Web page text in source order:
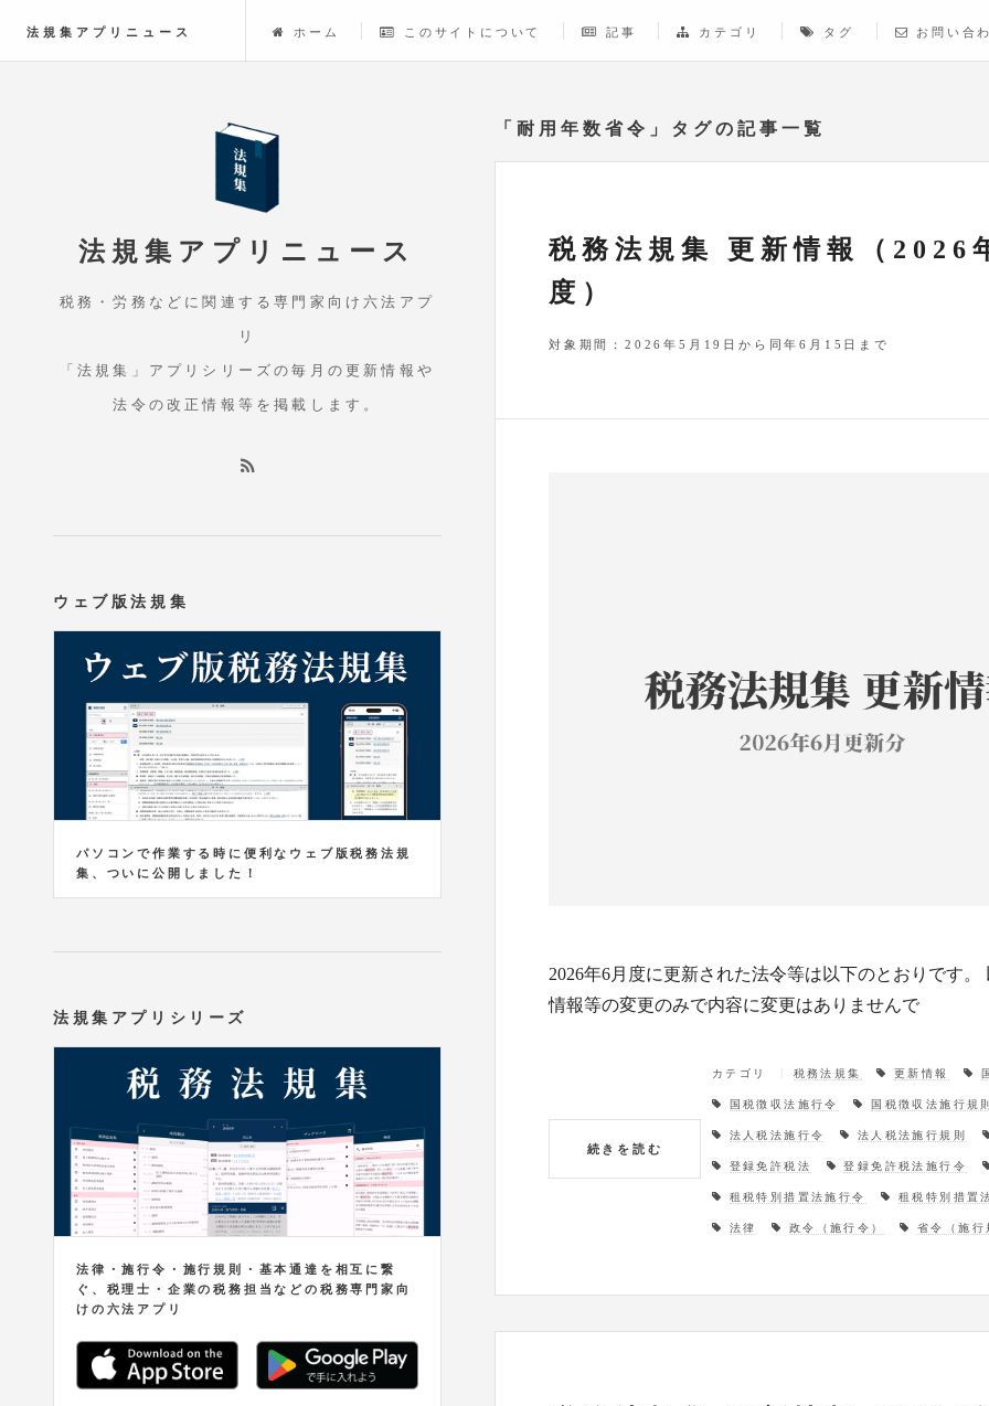
法規集アプリニュース ホーム このサイトについて 記事 カテゴリ タグ お問い合
「耐用年数省令」タグの記事一覧
税務法規集 更新情報（2026
度）
対象期間：2026年5月19日から同年6月15日まで
2026年6月度に更新された法令等は以下のとおりです
情報等の変更のみで内容に変更はありませんで
続きを読む
カテゴリ 税務法規集 更新情報
国税徴収法施行令 国税徴収法施行規
法人税法施行令 法人税法施行規則
登録免許税法 登録免許税法施行令
租税特別措置法施行令 租税特別措置
法律 政令（施行令） 省令（施行
法規集アプリニュース
税務・労務などに関連する専門家向け六法アプ
リ
「法規集」アプリシリーズの毎月の更新情報や
法令の改正情報等を掲載します。
ウェブ版法規集
パソコンで作業する時に便利なウェブ版税務法規
集、ついに公開しました！
法規集アプリシリーズ
法律・施行令・施行規則・基本通達を相互に繋
ぐ、税理士・企業の税務担当などの税務専門家向
けの六法アプリ